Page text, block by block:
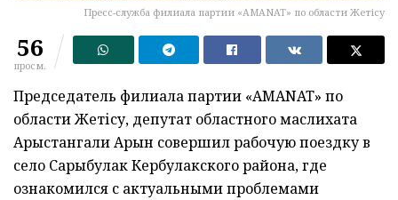
Пресс-служба филиала партии «AMANAT» по области Жетісу
56
просм.
Председатель филиала партии «AMANAT» по
области Жетісу, депутат областного маслихата
Арыстангали Арын совершил рабочую поездку в
село Сарыбулак Кербулакского района, где
ознакомился с актуальными проблемами